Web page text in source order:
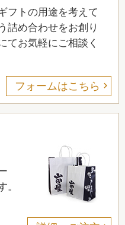
フトの用途を考えて
詰め合わせをお創り
てお気軽にご相談く
フォームはこちら
。